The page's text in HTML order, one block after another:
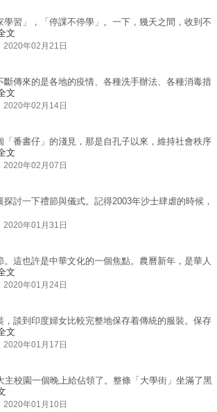
習」，「停課不停學」。一下，幾天之間，收到不
文
2020年02月21日
傳來的是各地的疫情、各種洗手辦法、各種消毒措
文
2020年02月14日
番書仔」的淺見，那是自孔子以來，維持社會秩序
文
2020年02月07日
討一下禮節與儀式。記得2003年沙士肆虐的時候，
2020年01月31日
這也許是中華文化的一個焦點。農曆新年，是華人
文
2020年01月24日
談到印度婦女比較完整地保存着傳統的服裝。保存
文
2020年01月17日
校園一個晚上給佔領了。整條「大學街」坐滿了黑
2020年01月10日